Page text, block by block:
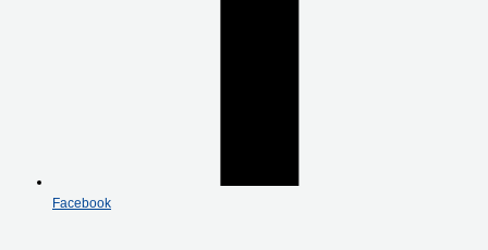
Facebook